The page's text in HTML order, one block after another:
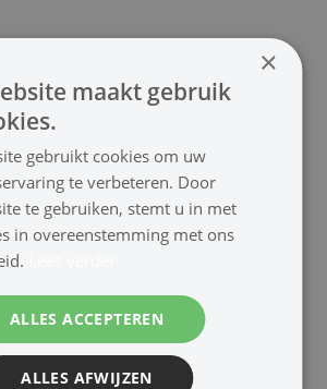
SmartLife
en Tuin Foto/Video
×
maakt gebruik
gebruikt cookies om uw
te verbeteren. Door
te gebruiken, stemt u in met
in overeenstemming met ons
ALLES ACCEPTEREN
ALLES AFWIJZEN